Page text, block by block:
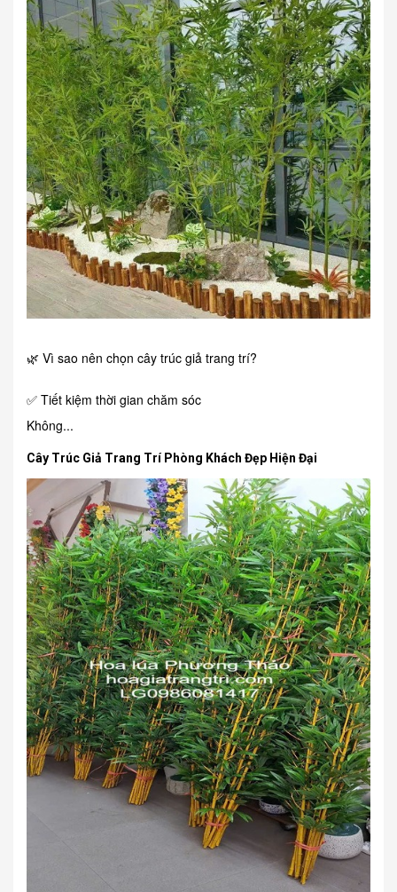
🌿 Vì sao nên chọn cây trúc giả trang trí?
✅ Tiết kiệm thời gian chăm sóc
Không...
Cây Trúc Giả Trang Trí Phòng Khách Đẹp Hiện Đại